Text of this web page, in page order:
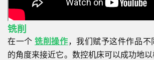
铣削
在一个铣削操作，我们赋予这件作品不
的角度来接近它。数控机床可以成功地